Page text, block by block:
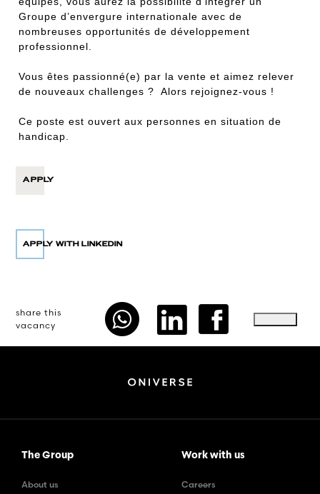
Groupe d’envergure internationale avec de
nombreuses opportunités de développement
professionnel.
Vous êtes passionné(e) par la vente et aimez relever
de nouveaux challenges ? Alors rejoignez-vous !
Ce poste est ouvert aux personnes en situation de
handicap.
APPLY
share this
vacancy
The Group
About us
Work with us
Careers